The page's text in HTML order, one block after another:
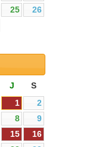
25
26
J
S
1
2
8
9
15
16